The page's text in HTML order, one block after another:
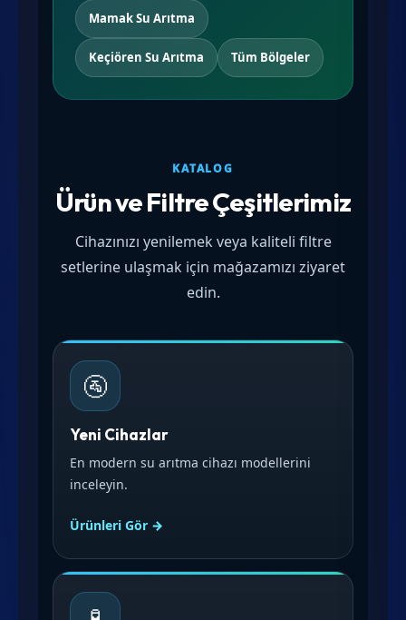
Mamak Su Arıtma
Keçiören Su Arıtma Tüm Bölgeler
KATALOG
Ürün ve Filtre Çeşitlerimiz
Cihazınızı yenilemek veya kaliteli filtre
setlerine ulaşmak için mağazamızı ziyaret
edin.
🚰
Yeni Cihazlar
En modern su arıtma cihazı modellerini
inceleyin.
Ürünleri Gör →